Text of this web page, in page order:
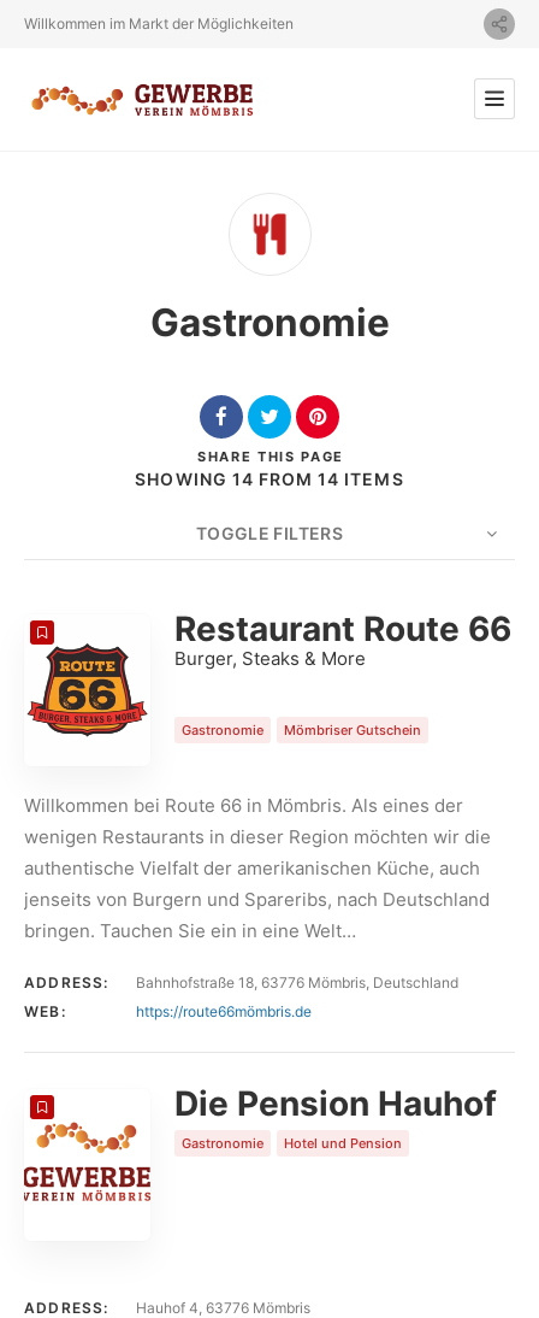
Willkommen im Markt der Möglichkeiten
Gastronomie
SHARE THIS PAGE
SHOWING 14 FROM 14 ITEMS
TOGGLE FILTERS
SORT BY ORDER
Restaurant Route 66
Burger, Steaks & More
Gastronomie Mömbriser Gutschein
Willkommen bei Route 66 in Mömbris. Als eines der
wenigen Restaurants in dieser Region möchten wir die
authentische Vielfalt der amerikanischen Küche, auch
jenseits von Burgern und Spareribs, nach Deutschland
bringen. Tauchen Sie ein in eine Welt…
ADDRESS:
Bahnhofstraße 18, 63776 Mömbris, Deutschland
WEB:
https://route66mömbris.de
Die Pension Hauhof
Gastronomie Hotel und Pension
ADDRESS:
Hauhof 4, 63776 Mömbris